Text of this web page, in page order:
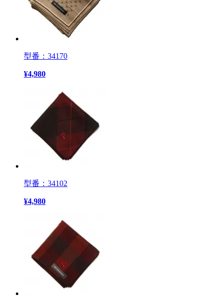
型番：34170
¥4,980
型番：34102
¥4,980